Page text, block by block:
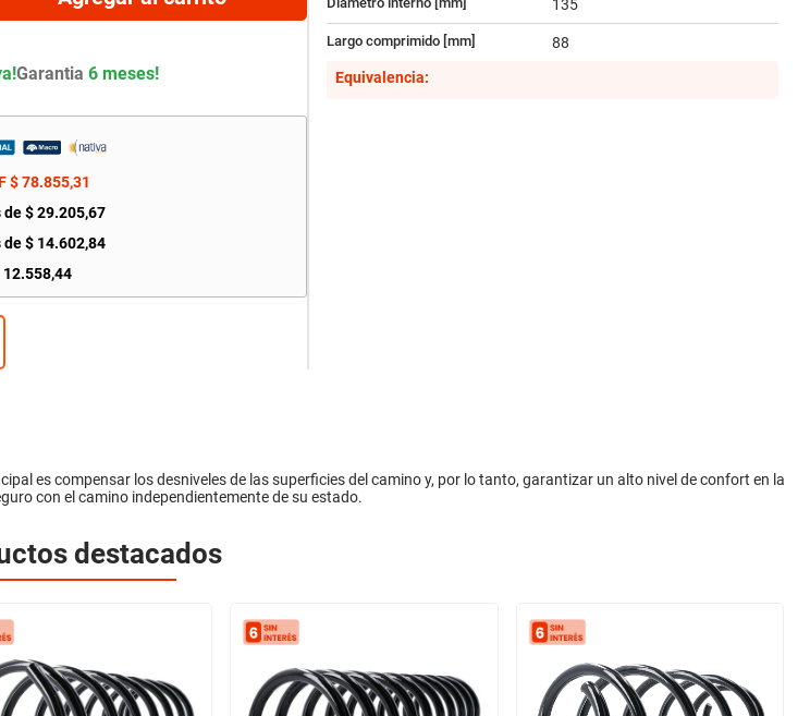
Garantia 6 meses!
$78.855,31
de$29.205,67
de$ 14.602,84
12.558,44
135
Largo comprimido [mm]
88
Equivalencia:
es compensar los desniveles de las superficies del camino y, por lo tanto, garantizar un alto nivel de confort en la
con el camino independientemente de su estado.
destacados